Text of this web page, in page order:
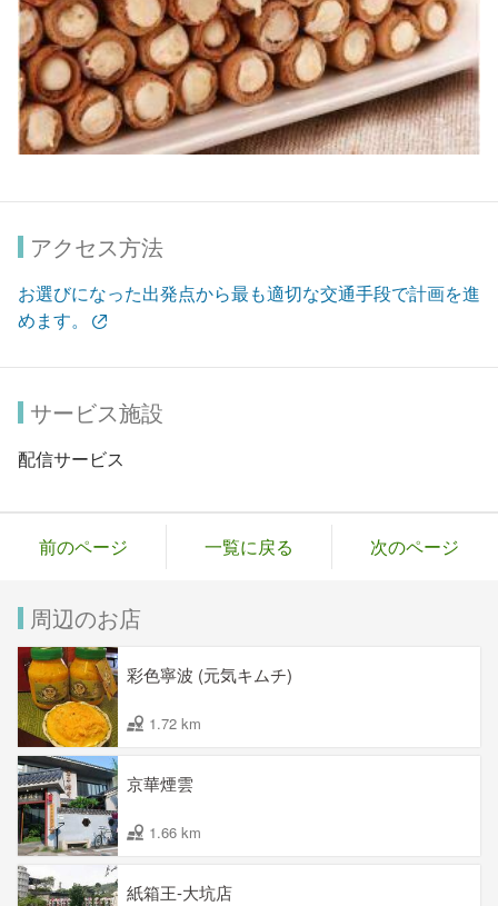
アクセス方法
お選びになった出発点から最も適切な交通手段で計画を進
めます。
サービス施設
配信サービス
前のページ 一覧に戻る 次のページ
周辺のお店
彩色寧波 (元気キムチ)
1.72 km
京華煙雲
1.66 km
紙箱王-大坑店